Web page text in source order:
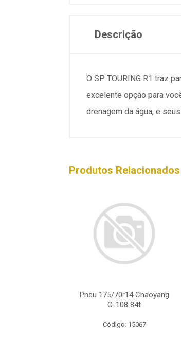
Descrição
O SP TOURING R1 traz
excelente opção para
drenagem da água, e
Produtos Relacionados
Pneu 175/70r14 Chaoyang
C-108 84t
Código: 15067